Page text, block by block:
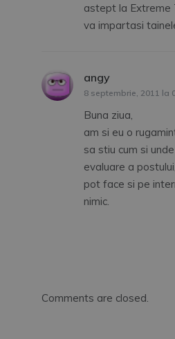
astept la Extreme
va impartasi
angy
8 septembrie, 2011 la
Buna ziua,
am si eu o
sa stiu cum si
evaluare a
pot face si pe
nimic.
Comments are closed.